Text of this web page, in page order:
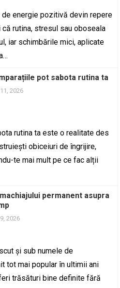
energie pozitivă devin repere
rutina, stresul sau oboseala
iar schimbările mici, aplicate
pot sabota rutina ta
2026
rutina ta este o realitate des
obiceiuri de îngrijire,
te mai mult pe ce fac alții
permanent asupra
2026
și sub numele de
tot mai popular în ultimii ani
trăsături bine definite fără